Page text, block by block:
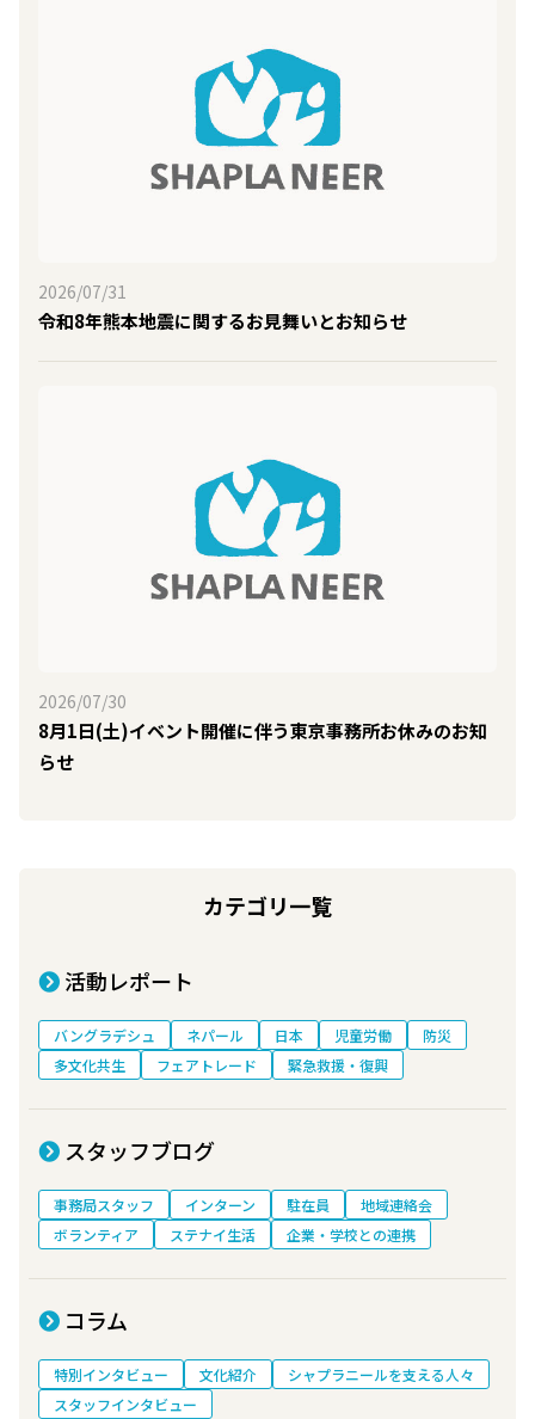
2026/07/31
令和8年熊本地震に関するお見舞いとお知らせ
2026/07/30
8月1日(土)イベント開催に伴う東京事務所お休みのお知
らせ
カテゴリ一覧
活動レポート
バングラデシュ ネパール 日本 児童労働
防災
多文化共生
フェアトレード 緊急救援・復興
スタッフブログ
事務局スタッフ インターン 駐在員
地域連絡会
ボランティア
ステナイ生活 企業・学校との連携
コラム
特別インタビュー 文化紹介
シャプラニールを支える人々
スタッフインタビュー